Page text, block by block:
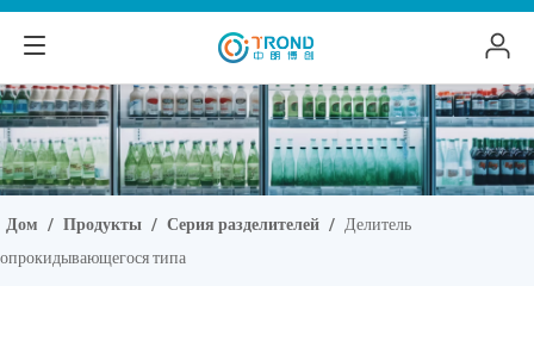
Дом / Продукты / Серия разделителей / Делитель
опрокидывающегося типа